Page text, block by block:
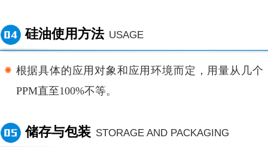
硅油使用方法 USAGE
根据具体的应用对象和应用环境而定，用量从几个
PPM直至100%不等。
储存与包装 STORAGE AND PACKAGING